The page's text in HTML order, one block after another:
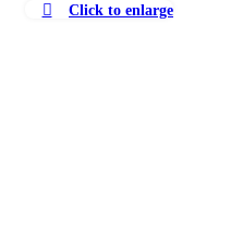
Click to enlarge